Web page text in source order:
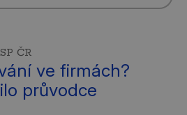
ČR
ve firmách?
průvodce